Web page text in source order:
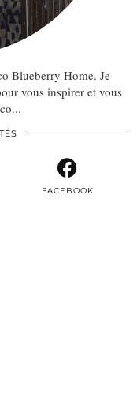
Blueberry Home. Je
vous inspirer et vous
FACEBOOK